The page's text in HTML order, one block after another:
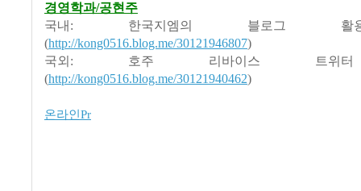
경영학과/공현주
국내: 한국지엠의 블로그
(http://kong0516.blog.me/30121946807)
국외: 호주 리바이스 트위
(http://kong0516.blog.me/30121940462)
온라인Pr